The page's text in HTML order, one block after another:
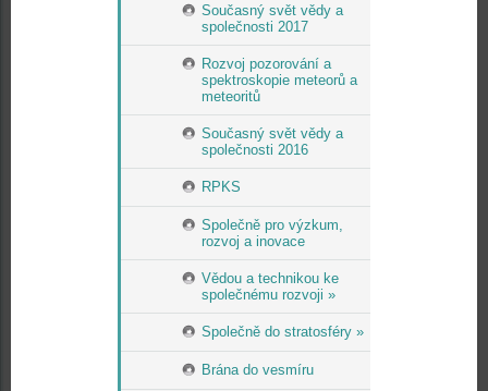
Současný svět vědy a
společnosti 2017
Rozvoj pozorování a
spektroskopie meteorů a
meteoritů
Současný svět vědy a
společnosti 2016
RPKS
Společně pro výzkum,
rozvoj a inovace
Vědou a technikou ke
společnému rozvoji »
Společně do stratosféry »
Brána do vesmíru